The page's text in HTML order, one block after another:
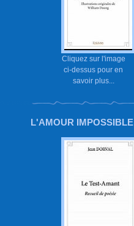
Cliquez sur l'image
ci-dessus pour en
savoir plus...
L'AMOUR IMPOSSIBLE